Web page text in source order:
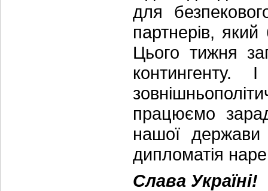
для
партнерів, який
Цього тижня
контингенту.
працюємо
нашої
дипломатія
Слава Україні!